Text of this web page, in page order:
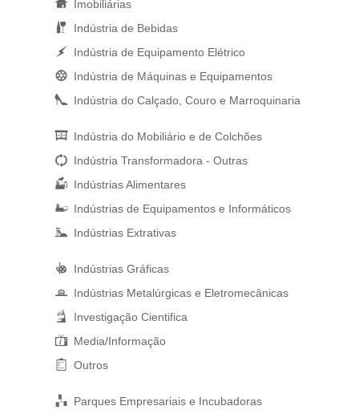
Imobiliárias
Indústria de Bebidas
Indústria de Equipamento Elétrico
Indústria de Máquinas e Equipamentos
Indústria do Calçado, Couro e Marroquinaria
Indústria do Mobiliário e de Colchões
Indústria Transformadora - Outras
Indústrias Alimentares
Indústrias de Equipamentos e Informáticos
Indústrias Extrativas
Indústrias Gráficas
Indústrias Metalúrgicas e Eletromecânicas
Investigação Cientifica
Media/Informação
Outros
Parques Empresariais e Incubadoras